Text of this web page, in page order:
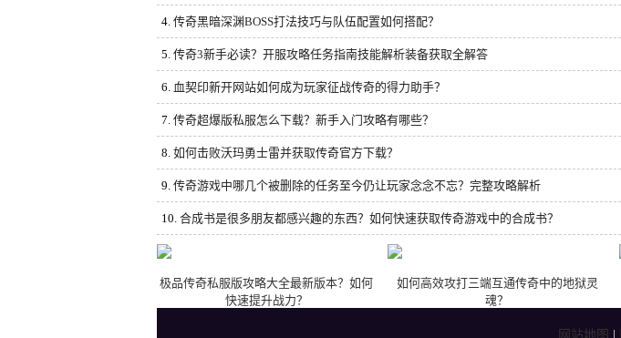
4. 传奇黑暗深渊BOSS打法技巧与队伍配置如何搭配？
5. 传奇3新手必读？开服攻略任务指南技能解析装备获取全解答
6. 血契印新开网站如何成为玩家征战传奇的得力助手？
7. 传奇超爆版私服怎么下载？新手入门攻略有哪些？
8. 如何击败沃玛勇士雷并获取传奇官方下载？
9. 传奇游戏中哪几个被删除的任务至今仍让玩家念念不忘？完整攻略解析
10. 合成书是很多朋友都感兴趣的东西？如何快速获取传奇游戏中的合成书？
极品传奇私服版攻略大全最新版本？如何
快速提升战力？
如何高效攻打三端互通传奇中的地狱灵
魂？
网站地图